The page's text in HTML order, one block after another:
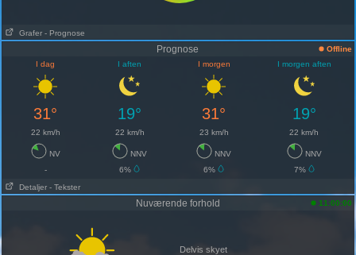
Grafer - Prognose
Prognose
Offline
I dag
I aften I morgen I morgen aften
31° 19° 31° 19°
22 km/h 22 km/h 23 km/h 22 km/h
NV NNV NNV
NNV
-
6% 6%
7%
Detaljer - Tekster
Nuværende forhold 11:00:00
Delvis skyet